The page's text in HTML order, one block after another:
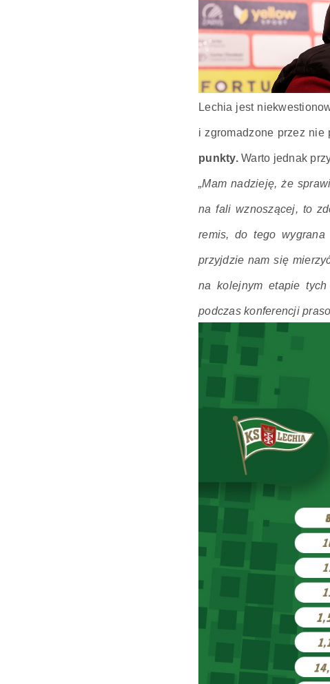
Lechia jest
i zgromadzone przez nie
punkty.Warto jednak
„Mam nadzieję, że
na fali wznoszącej, to
remis, do tego
przyjdzie nam się
na kolejnym etapie
podczas konferencji